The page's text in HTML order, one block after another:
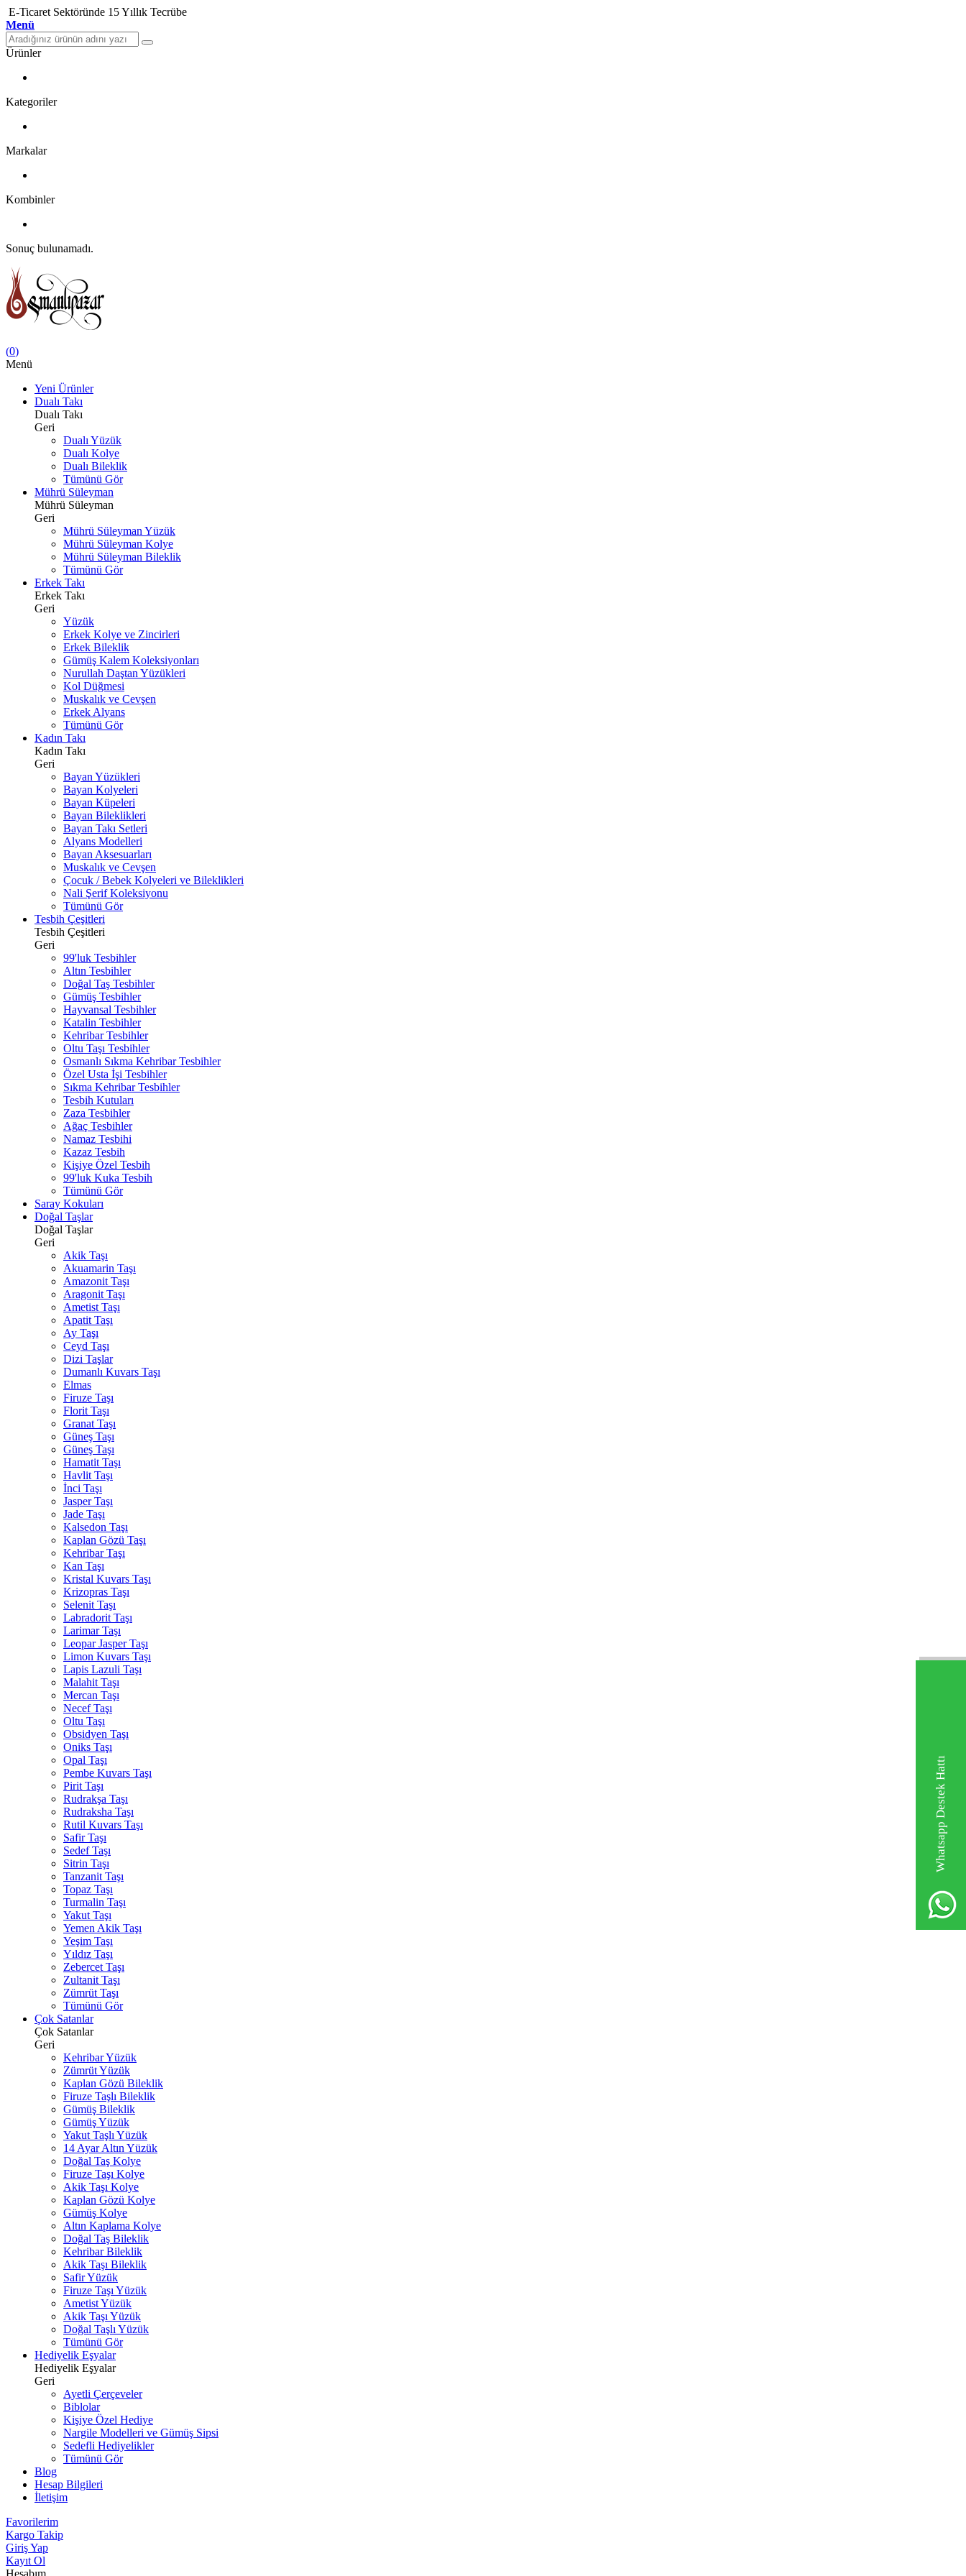
Whatsapp Destek Hattı
E-Ticaret Sektöründe 15 Yıllık Tecrübe
Menü
Ürünler
Kategoriler
Markalar
Kombinler
Sonuç bulunamadı.
(0)
Menü
Yeni Ürünler
Dualı Takı
Dualı Takı
Geri
Dualı Yüzük
Dualı Kolye
Dualı Bileklik
Tümünü Gör
Mührü Süleyman
Mührü Süleyman
Geri
Mührü Süleyman Yüzük
Mührü Süleyman Kolye
Mührü Süleyman Bileklik
Tümünü Gör
Erkek Takı
Erkek Takı
Geri
Yüzük
Erkek Kolye ve Zincirleri
Erkek Bileklik
Gümüş Kalem Koleksiyonları
Nurullah Daştan Yüzükleri
Kol Düğmesi
Muskalık ve Cevşen
Erkek Alyans
Tümünü Gör
Kadın Takı
Kadın Takı
Geri
Bayan Yüzükleri
Bayan Kolyeleri
Bayan Küpeleri
Bayan Bileklikleri
Bayan Takı Setleri
Alyans Modelleri
Bayan Aksesuarları
Muskalık ve Cevşen
Çocuk / Bebek Kolyeleri ve Bileklikleri
Nali Şerif Koleksiyonu
Tümünü Gör
Tesbih Çeşitleri
Tesbih Çeşitleri
Geri
99'luk Tesbihler
Altın Tesbihler
Doğal Taş Tesbihler
Gümüş Tesbihler
Hayvansal Tesbihler
Katalin Tesbihler
Kehribar Tesbihler
Oltu Taşı Tesbihler
Osmanlı Sıkma Kehribar Tesbihler
Özel Usta İşi Tesbihler
Sıkma Kehribar Tesbihler
Tesbih Kutuları
Zaza Tesbihler
Ağaç Tesbihler
Namaz Tesbihi
Kazaz Tesbih
Kişiye Özel Tesbih
99'luk Kuka Tesbih
Tümünü Gör
Saray Kokuları
Doğal Taşlar
Doğal Taşlar
Geri
Akik Taşı
Akuamarin Taşı
Amazonit Taşı
Aragonit Taşı
Ametist Taşı
Apatit Taşı
Ay Taşı
Ceyd Taşı
Dizi Taşlar
Dumanlı Kuvars Taşı
Elmas
Firuze Taşı
Florit Taşı
Granat Taşı
Güneş Taşı
Güneş Taşı
Hamatit Taşı
Havlit Taşı
İnci Taşı
Jasper Taşı
Jade Taşı
Kalsedon Taşı
Kaplan Gözü Taşı
Kehribar Taşı
Kan Taşı
Kristal Kuvars Taşı
Krizopras Taşı
Selenit Taşı
Labradorit Taşı
Larimar Taşı
Leopar Jasper Taşı
Limon Kuvars Taşı
Lapis Lazuli Taşı
Malahit Taşı
Mercan Taşı
Necef Taşı
Oltu Taşı
Obsidyen Taşı
Oniks Taşı
Opal Taşı
Pembe Kuvars Taşı
Pirit Taşı
Rudrakşa Taşı
Rudraksha Taşı
Rutil Kuvars Taşı
Safir Taşı
Sedef Taşı
Sitrin Taşı
Tanzanit Taşı
Topaz Taşı
Turmalin Taşı
Yakut Taşı
Yemen Akik Taşı
Yeşim Taşı
Yıldız Taşı
Zebercet Taşı
Zultanit Taşı
Zümrüt Taşı
Tümünü Gör
Çok Satanlar
Çok Satanlar
Geri
Kehribar Yüzük
Zümrüt Yüzük
Kaplan Gözü Bileklik
Firuze Taşlı Bileklik
Gümüş Bileklik
Gümüş Yüzük
Yakut Taşlı Yüzük
14 Ayar Altın Yüzük
Doğal Taş Kolye
Firuze Taşı Kolye
Akik Taşı Kolye
Kaplan Gözü Kolye
Gümüş Kolye
Altın Kaplama Kolye
Doğal Taş Bileklik
Kehribar Bileklik
Akik Taşı Bileklik
Safir Yüzük
Firuze Taşı Yüzük
Ametist Yüzük
Akik Taşı Yüzük
Doğal Taşlı Yüzük
Tümünü Gör
Hediyelik Eşyalar
Hediyelik Eşyalar
Geri
Ayetli Çerçeveler
Biblolar
Kişiye Özel Hediye
Nargile Modelleri ve Gümüş Sipsi
Sedefli Hediyelikler
Tümünü Gör
Blog
Hesap Bilgileri
İletişim
Favorilerim
Kargo Takip
Giriş Yap
Kayıt Ol
Hesabım